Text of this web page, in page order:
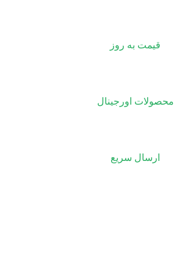
قیمت به روز
محصولات اورجینال
ارسال سریع